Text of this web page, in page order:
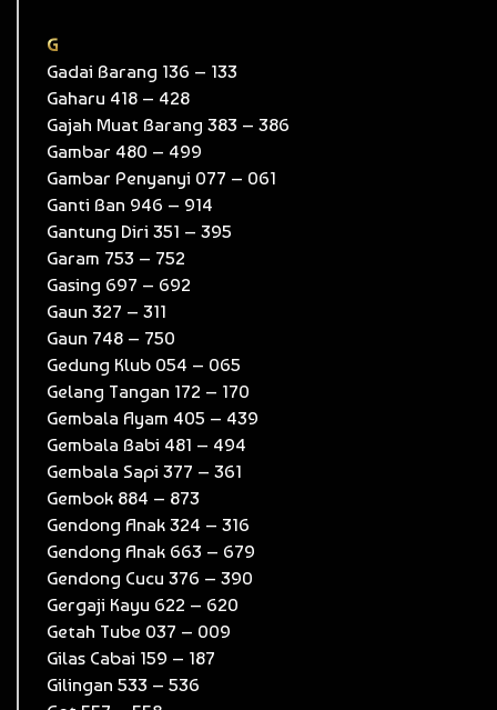
G
Gadai Barang 136 – 133
Gaharu 418 – 428
Gajah Muat Barang 383 – 386
Gambar 480 – 499
Gambar Penyanyi 077 – 061
Ganti Ban 946 – 914
Gantung Diri 351 – 395
Garam 753 – 752
Gasing 697 – 692
Gaun 327 – 311
Gaun 748 – 750
Gedung Klub 054 – 065
Gelang Tangan 172 – 170
Gembala Ayam 405 – 439
Gembala Babi 481 – 494
Gembala Sapi 377 – 361
Gembok 884 – 873
Gendong Anak 324 – 316
Gendong Anak 663 – 679
Gendong Cucu 376 – 390
Gergaji Kayu 622 – 620
Getah Tube 037 – 009
Gilas Cabai 159 – 187
Gilingan 533 – 536